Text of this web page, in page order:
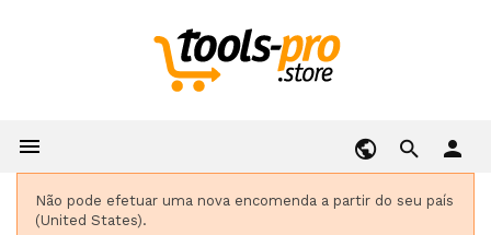
 person
Não pode efetuar uma nova encomenda a partir do seu país
(United States).